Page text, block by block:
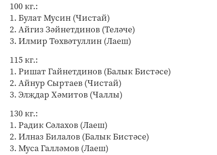
100 кг.:
1. Булат Мусин (Чистай)
2. Айгиз Зәйнетдинов (Теләче)
3. Илмир Төхвәтуллин (Лаеш)
115 кг.:
1. Ришат Гайнетдинов (Балык Бистәсе)
2. Айнур Сыртаев (Чистай)
3. Элҗдар Хәмитов (Чаллы)
130 кг.:
1. Радик Сәлахов (Лаеш)
2. Илназ Билалов (Балык Бистәсе)
3. Муса Галләмов (Лаеш)